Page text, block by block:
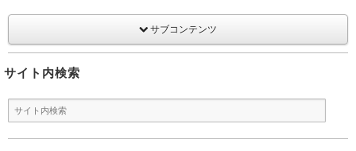
サブコンテンツ
サイト内検索